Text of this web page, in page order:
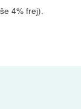
4% frej).